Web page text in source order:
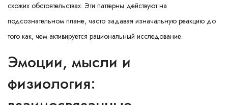
схожих обстоятельствах. Эти паттерны действуют на
подсознательном плане, часто задавая изначальную реакцию до
того как, чем активируется рациональный исследование.
Эмоции, мысли и
физиология: